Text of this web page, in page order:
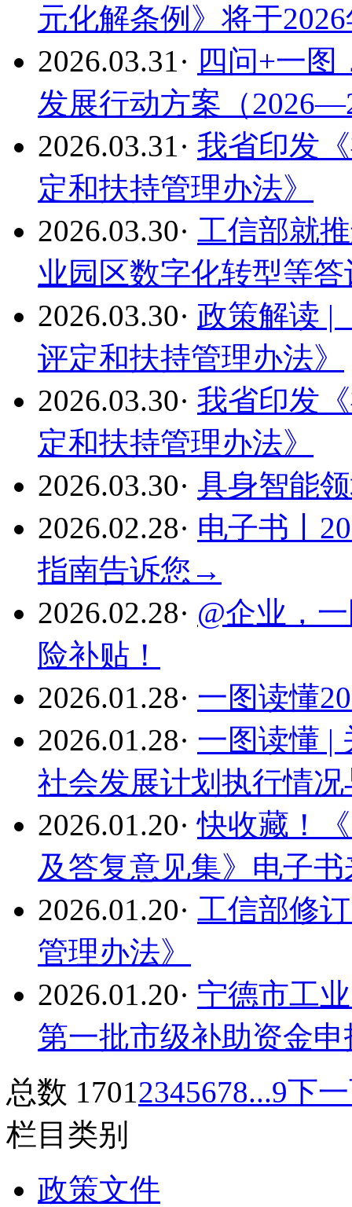
元化解条例》将于
2026.03.31· 四问+一图
发展行动方案（
2026.03.31· 我省印发
定和扶持管理办法》
2026.03.30· 工信部就
业园区数字化转型等
2026.03.30· 政策解读 |
评定和扶持管理办法》
2026.03.30· 我省印发
定和扶持管理办法》
2026.03.30· 具身智能
2026.02.28· 电子书丨
指南告诉您→
2026.02.28· @企业，
险补贴！
2026.01.28· 一图读懂
2026.01.28· 一图读懂 |
社会发展计划执行情
2026.01.20·快收藏！
及答复意见集》电子
2026.01.20· 工信部修
管理办法》
2026.01.20· 宁德市工
第一批市级补助资金
总数 17012345678...9下
栏目类别
政策文件